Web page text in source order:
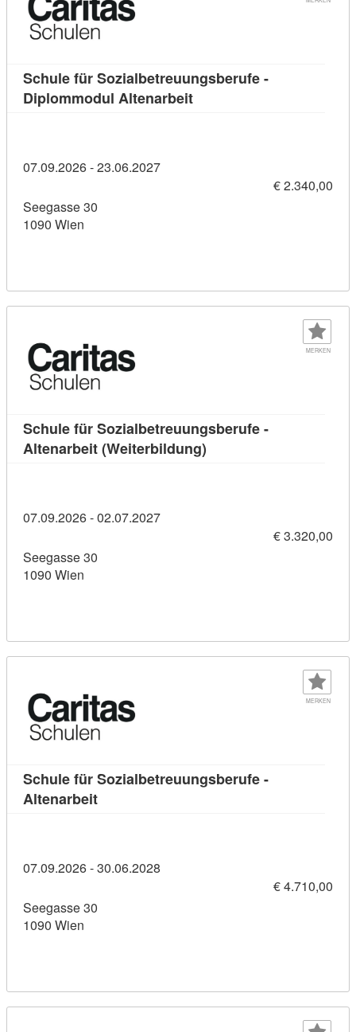
Schule für Sozialbetreuungsberufe -
Diplommodul AltenarbeitKursdetail: Schule für
07.09.2026 - 23.06.2027
€ 2.340,00
Seegasse 30
1090 Wien
MERKEN
Schule für Sozialbetreuungsberufe -
Altenarbeit (Weiterbildung)
07.09.2026 - 02.07.2027
€ 3.320,00
Seegasse 30
1090 Wien
MERKEN
Schule für Sozialbetreuungsberufe -
AltenarbeitKursdetail: Schule für
07.09.2026 - 30.06.2028
€ 4.710,00
Seegasse 30
1090 Wien